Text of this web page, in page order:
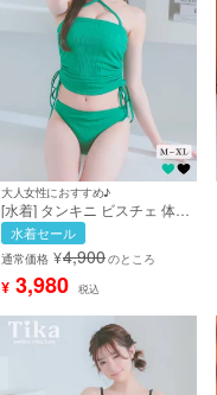
大人女性におすすめ♪
[水着] タンキニ ビスチェ 体型
カバー お腹カバー ドロスト
クロス ホルターネック ワンカ
ラー グリーン 露出控えめ 韓
国風 ヘルシー XLサイズあり
大きいサイズ ビキニ (雨宮由
水着セール
通常価格 ¥4,900のところ
¥ 3,980 税込